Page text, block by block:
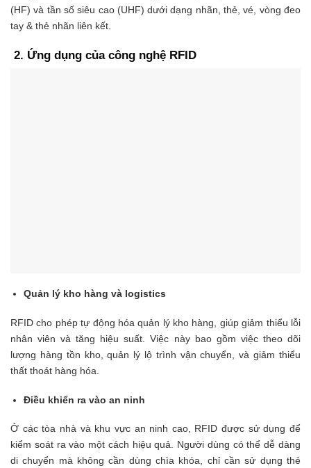
(HF) và tần số siêu cao (UHF) dưới dạng nhãn, thẻ, vé, vòng đeo
tay & thẻ nhãn liên kết.
2. Ứng dụng của công nghệ RFID
Quản lý kho hàng và logistics
RFID cho phép tự động hóa quản lý kho hàng, giúp giảm thiểu lỗi
nhân viên và tăng hiệu suất. Việc này bao gồm việc theo dõi
lượng hàng tồn kho, quản lý lộ trình vận chuyển, và giảm thiểu
thất thoát hàng hóa.
Điều khiển ra vào an ninh
Ở các tòa nhà và khu vực an ninh cao, RFID được sử dụng để
kiểm soát ra vào một cách hiệu quả. Người dùng có thể dễ dàng
di chuyển mà không cần dùng chìa khóa, chỉ cần sử dụng thẻ